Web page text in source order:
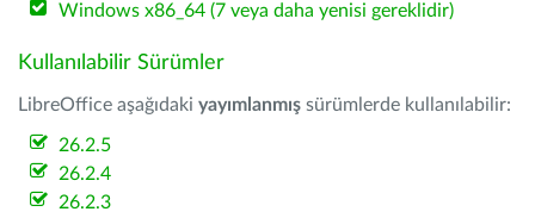
Windows x86_64 (7 veya daha yenisi gereklidir)
Kullanılabilir Sürümler
LibreOffice aşağıdaki yayımlanmış sürümlerde kullanılabilir:
26.2.5
26.2.4
26.2.3